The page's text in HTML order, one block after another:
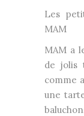
Les
MAM
MAM a
de jolis
comme
une